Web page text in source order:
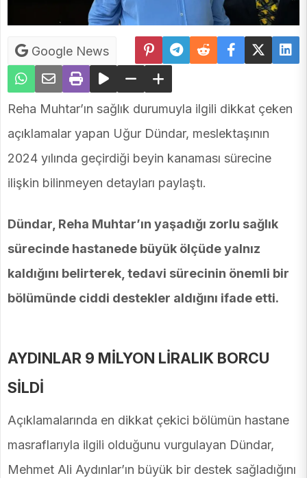
Google News
Reha Muhtar’ın sağlık durumuyla ilgili dikkat çeken
açıklamalar yapan Uğur Dündar, meslektaşının
2024 yılında geçirdiği beyin kanaması sürecine
ilişkin bilinmeyen detayları paylaştı.
Dündar, Reha Muhtar’ın yaşadığı zorlu sağlık
sürecinde hastanede büyük ölçüde yalnız
kaldığını belirterek, tedavi sürecinin önemli bir
bölümünde ciddi destekler aldığını ifade etti.
AYDINLAR 9 MİLYON LİRALIK BORCU
SİLDİ
Açıklamalarında en dikkat çekici bölümün hastane
masraflarıyla ilgili olduğunu vurgulayan Dündar,
Mehmet Ali Aydınlar’ın büyük bir destek sağladığını